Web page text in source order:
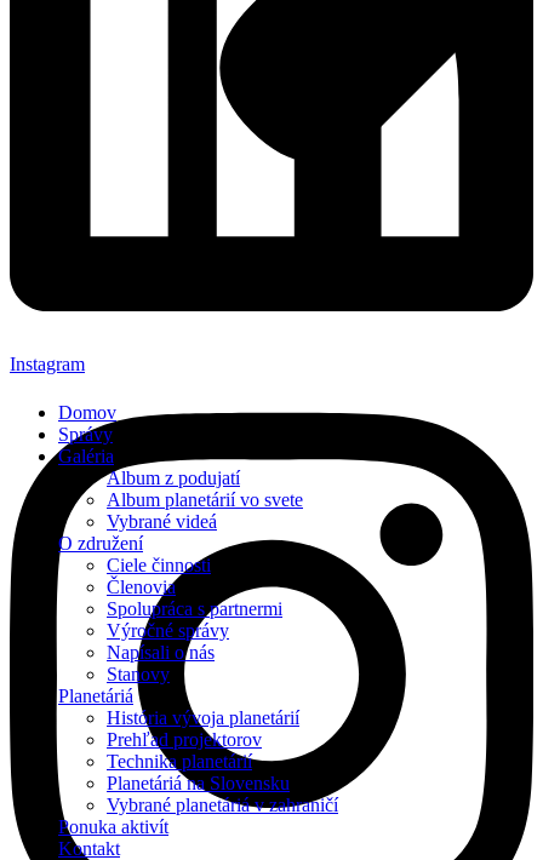
Instagram
Domov
Správy
Galéria
Album z podujatí
Album planetárií vo svete
Vybrané videá
O združení
Ciele činnosti
Členovia
Spolupráca s partnermi
Výročné správy
Napísali o nás
Stanovy
Planetáriá
História vývoja planetárií
Prehľad projektorov
Technika planetárií
Planetáriá na Slovensku
Vybrané planetáriá v zahraničí
Ponuka aktivít
Kontakt